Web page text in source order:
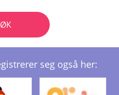
seg også her: